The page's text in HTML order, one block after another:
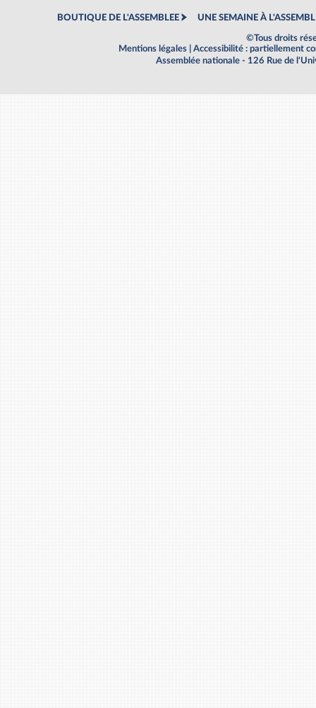
BOUTIQUE DE L'ASSEMBLEE UNE SEMAINE À
©Tous droits
Mentions légales
Accessibilité : partiellement
Assemblée nationale - 126 Rue de